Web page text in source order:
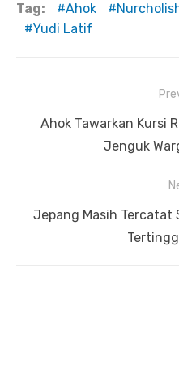
Tag: Ahok
Yudi Latif
pos
Previous
Ahok Tawarkan Kursi
Jenguk
Next
Jepang Masih Tercatat